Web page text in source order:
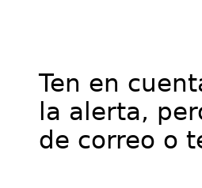
Ten en
la alerta,
de correo o